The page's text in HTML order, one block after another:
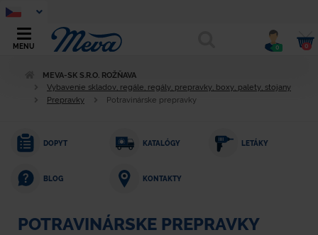
MENU 0 0
MEVA-SK S.R.O. ROŽŇAVA
Vybavenie skladov, regále, regály, prepravky, boxy, palety, stojany
Prepravky
Potravinárske prepravky
DOPYT KATALÓGY LETÁKY
BLOG KONTAKTY
POTRAVINÁRSKE PREPRAVKY